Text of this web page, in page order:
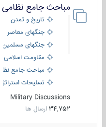
مباحث جامع نظامی
تاریخ و تمدن
جنگهای معاصر
جنگهای مسلمین
مقاومت اسلامی
مباحث جامع نظامی
تسلیحات استراتژیک
Military Discussions
34,752 ارسال ها